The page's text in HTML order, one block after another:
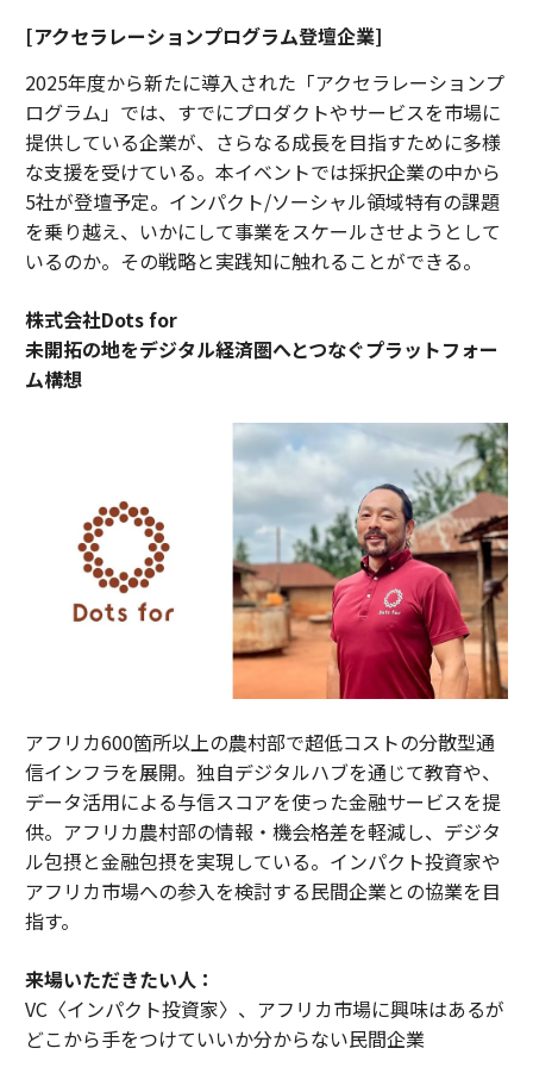
[アクセラレーションプログラム登壇企業]
2025年度から新たに導入された「アクセラレーションプ
ログラム」では、すでにプロダクトやサービスを市場に
提供している企業が、さらなる成長を目指すために多様
な支援を受けている。本イベントでは採択企業の中から
5社が登壇予定。インパクト/ソーシャル領域特有の課題
を乗り越え、いかにして事業をスケールさせようとして
いるのか。その戦略と実践知に触れることができる。
株式会社Dots for
未開拓の地をデジタル経済圏へとつなぐプラットフォー
ム構想
アフリカ600箇所以上の農村部で超低コストの分散型通
信インフラを展開。独自デジタルハブを通じて教育や、
データ活用による与信スコアを使った金融サービスを提
供。アフリカ農村部の情報・機会格差を軽減し、デジタ
ル包摂と金融包摂を実現している。インパクト投資家や
アフリカ市場への参入を検討する民間企業との協業を目
指す。
来場いただきたい人：
VC〈インパクト投資家〉、アフリカ市場に興味はあるが
どこから手をつけていいか分からない民間企業